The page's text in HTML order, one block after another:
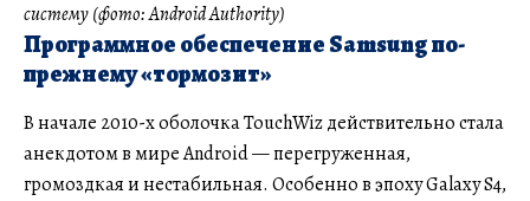
систему (фото: Android Authority)
Программное обеспечение Samsung по-
прежнему «тормозит»
В начале 2010-х оболочка TouchWiz действительно стала
анекдотом в мире Android — перегруженная,
громоздкая и нестабильная. Особенно в эпоху Galaxy S4,